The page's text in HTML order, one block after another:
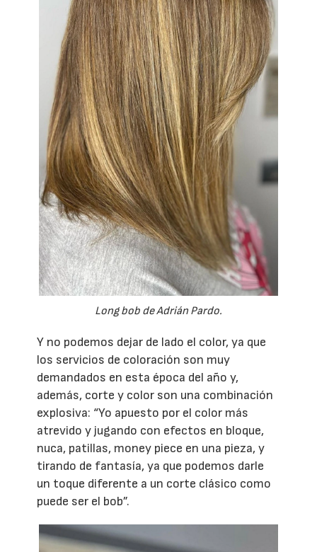
Long bob de Adrián Pardo.
Y no podemos dejar de lado el color, ya que
los servicios de coloración son muy
demandados en esta época del año y,
además, corte y color son una combinación
explosiva: “Yo apuesto por el color más
atrevido y jugando con efectos en bloque,
nuca, patillas, money piece en una pieza, y
tirando de fantasía, ya que podemos darle
un toque diferente a un corte clásico como
puede ser el bob”.